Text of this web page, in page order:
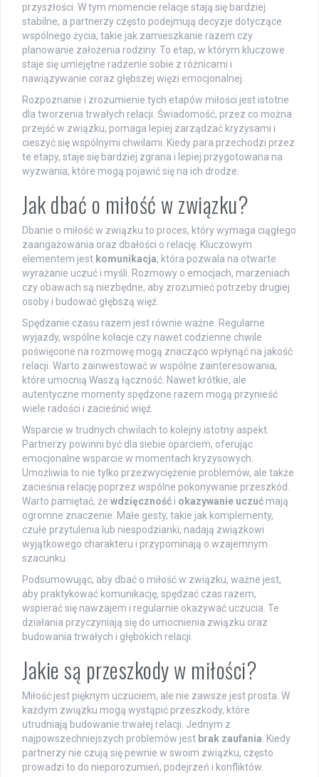
przyszłości. W tym momencie relacje stają się bardziej
stabilne, a partnerzy często podejmują decyzje dotyczące
wspólnego życia, takie jak zamieszkanie razem czy
planowanie założenia rodziny. To etap, w którym kluczowe
staje się umiejętne radzenie sobie z różnicami i
nawiązywanie coraz głębszej więzi emocjonalnej.
Rozpoznanie i zrozumienie tych etapów miłości jest istotne
dla tworzenia trwałych relacji. Świadomość, przez co można
przejść w związku, pomaga lepiej zarządzać kryzysami i
cieszyć się wspólnymi chwilami. Kiedy para przechodzi przez
te etapy, staje się bardziej zgrana i lepiej przygotowana na
wyzwania, które mogą pojawić się na ich drodze.
Jak dbać o miłość w związku?
Dbanie o miłość w związku to proces, który wymaga ciągłego
zaangażowania oraz dbałości o relację. Kluczowym
elementem jest komunikacja, która pozwala na otwarte
wyrażanie uczuć i myśli. Rozmowy o emocjach, marzeniach
czy obawach są niezbędne, aby zrozumieć potrzeby drugiej
osoby i budować głębszą więź.
Spędzanie czasu razem jest równie ważne. Regularne
wyjazdy, wspólne kolacje czy nawet codzienne chwile
poświęcone na rozmowę mogą znacząco wpłynąć na jakość
relacji. Warto zainwestować w wspólne zainteresowania,
które umocnią Waszą łączność. Nawet krótkie, ale
autentyczne momenty spędzone razem mogą przynieść
wiele radości i zacieśnić więź.
Wsparcie w trudnych chwilach to kolejny istotny aspekt.
Partnerzy powinni być dla siebie oparciem, oferując
emocjonalne wsparcie w momentach kryzysowych.
Umożliwia to nie tylko przezwyciężenie problemów, ale także
zacieśnia relację poprzez wspólne pokonywanie przeszkód.
Warto pamiętać, że wdzięczność i okazywanie uczuć mają
ogromne znaczenie. Małe gesty, takie jak komplementy,
czułe przytulenia lub niespodzianki, nadają związkowi
wyjątkowego charakteru i przypominają o wzajemnym
szacunku.
Podsumowując, aby dbać o miłość w związku, ważne jest,
aby praktykować komunikację, spędzać czas razem,
wspierać się nawzajem i regularnie okazywać uczucia. Te
działania przyczyniają się do umocnienia związku oraz
budowania trwałych i głębokich relacji.
Jakie są przeszkody w miłości?
Miłość jest pięknym uczuciem, ale nie zawsze jest prosta. W
każdym związku mogą wystąpić przeszkody, które
utrudniają budowanie trwałej relacji. Jednym z
najpowszechniejszych problemów jest brak zaufania . Kiedy
partnerzy nie czują się pewnie w swoim związku, często
prowadzi to do nieporozumień, podejrzeń i konfliktów.